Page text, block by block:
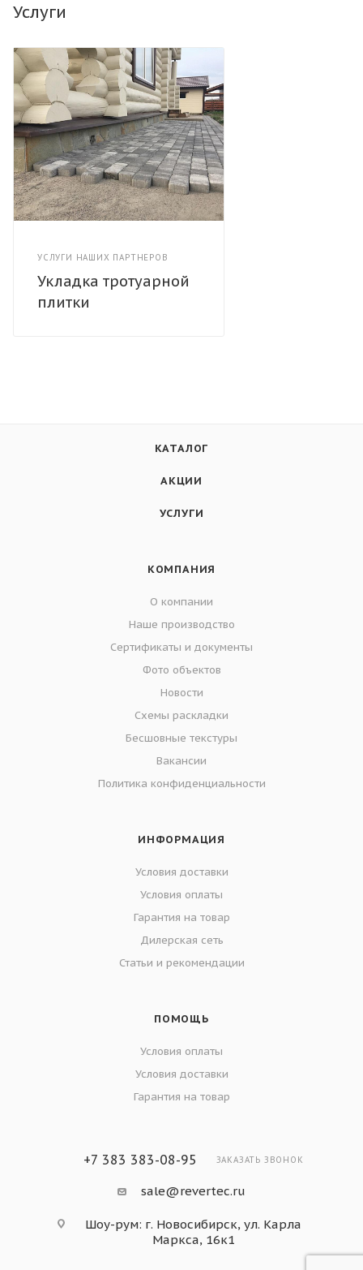
Услуги
УСЛУГИ НАШИХ ПАРТНЕРОВ
Укладка тротуарной
плитки
КАТАЛОГ
АКЦИИ
УСЛУГИ
КОМПАНИЯ
О компании
Наше производство
Сертификаты и документы
Фото объектов
Новости
Схемы раскладки
Бесшовные текстуры
Вакансии
Политика конфиденциальности
ИНФОРМАЦИЯ
Условия доставки
Условия оплаты
Гарантия на товар
Дилерская сеть
Статьи и рекомендации
ПОМОЩЬ
Условия оплаты
Условия доставки
Гарантия на товар
+7 383 383-08-95 ЗАКАЗАТЬ ЗВОНОК
sale@revertec.ru
Шоу-рум: г. Новосибирск, ул. Карла
Маркса, 16к1